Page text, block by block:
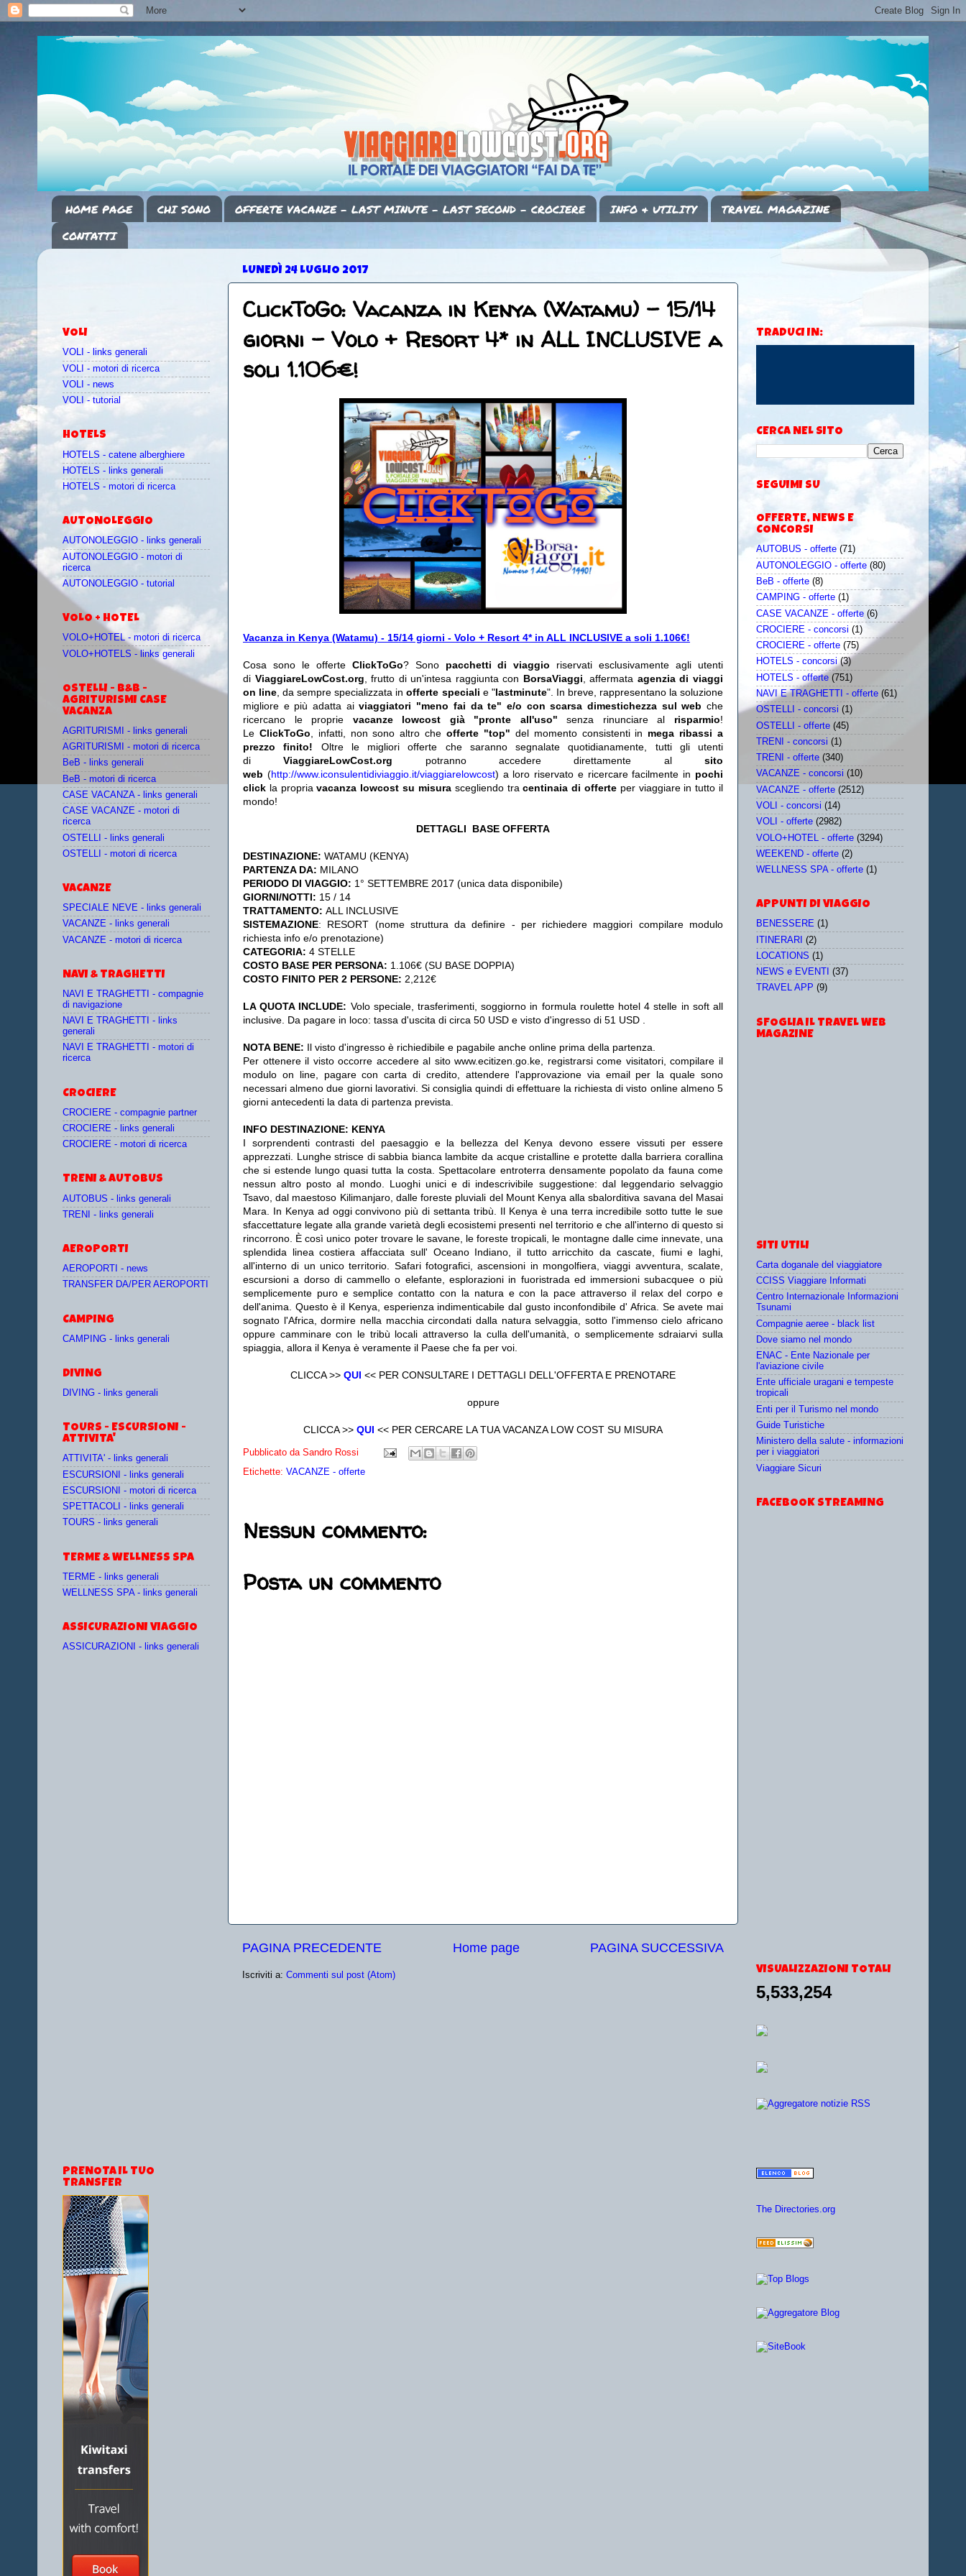
HOME PAGE CHI SONO OFFERTE VACANZE - LAST MINUTE - LAST SECOND - CROCIERE INFO & UTILITY
TRAVEL MAGAZINE
CONTATTI
LUNEDÌ 24 LUGLIO 2017
ClickToGo: Vacanza in Kenya (Watamu) - 15/14
giorni - Volo + Resort 4* in ALL INCLUSIVE a
soli 1.106€!
Vacanza in Kenya (Watamu) - 15/14 giorni - Volo + Resort 4* in ALL INCLUSIVE a soli 1.106€!
Cosa sono le offerte ClickToGo? Sono pacchetti di viaggio riservati esclusivamente agli utenti
di ViaggiareLowCost.org , frutto di un'intesa raggiunta con BorsaViaggi , affermata agenzia di viaggi
on line , da sempre specializzata in offerte speciali e "lastminute". In breve, rappresentano la soluzione
migliore e più adatta aiviaggiatori "meno fai da te" e/o con scarsa dimestichezza sul web che
ricercano le proprie vacanze lowcost già "pronte all'uso" senza rinunciare al risparmio!
Le ClickToGo , infatti, non sono altro cheofferte "top" del momento consistenti in mega ribassi a
prezzo finito! Oltre le migliori offerte che saranno segnalate quotidianamente, tutti gli utenti
diViaggiareLowCost.org potranno accedere direttamente alsito
web (http://www.iconsulentidiviaggio.it/viaggiarelowcost) a loro riservato e ricercare facilmente in pochi
click la propriavacanza lowcost su misurascegliendo tracentinaia di offerteper viaggiare in tutto il
mondo!
DETTAGLI BASE OFFERTA
DESTINAZIONE: WATAMU (KENYA)
PARTENZA DA: MILANO
PERIODO DI VIAGGIO: 1° SETTEMBRE 2017 (unica data disponibile)
GIORNI/NOTTI: 15 / 14
TRATTAMENTO: ALL INCLUSIVE
SISTEMAZIONE: RESORT (nome struttura da definire - per richiedere maggiori compilare modulo
richiesta info e/o prenotazione)
CATEGORIA: 4 STELLE
COSTO BASE PER PERSONA: 1.106€ (SU BASE DOPPIA)
COSTO FINITO PER 2 PERSONE: 2,212€
LA QUOTA INCLUDE: Volo speciale, trasferimenti, soggiorno in formula roulette hotel 4 stelle in soft all
inclusive. Da pagare in loco: tassa d'uscita di circa 50 USD e visto d'ingresso di 51 USD .
NOTA BENE: Il visto d'ingresso è richiedibile e pagabile anche online prima della partenza.
Per ottenere il visto occorre accedere al sito www.ecitizen.go.ke, registrarsi come visitatori, compilare il
modulo on line, pagare con carta di credito, attendere l'approvazione via email per la quale sono
necessari almeno due giorni lavorativi. Si consiglia quindi di effettuare la richiesta di visto online almeno 5
giorni antecedenti la data di partenza prevista.
INFO DESTINAZIONE: KENYA
I sorprendenti contrasti del paesaggio e la bellezza del Kenya devono essere vissuti per essere
apprezzati. Lunghe strisce di sabbia bianca lambite da acque cristalline e protette dalla barriera corallina
che si estende lungo quasi tutta la costa. Spettacolare entroterra densamente popolato da fauna come
nessun altro posto al mondo. Luoghi unici e di indescrivibile suggestione: dal leggendario selvaggio
Tsavo, dal maestoso Kilimanjaro, dalle foreste pluviali del Mount Kenya alla sbalorditiva savana del Masai
Mara. In Kenya ad oggi convivono più di settanta tribù. Il Kenya è una terra incredibile sotto tutte le sue
sfaccettature legate alla grande varietà degli ecosistemi presenti nel territorio e che all'interno di questo si
rincorrono. È così unico poter trovare le savane, le foreste tropicali, le montagne dalle cime innevate, una
splendida linea costiera affacciata sull' Oceano Indiano, il tutto arricchito da cascate, fiumi e laghi,
all'interno di un unico territorio. Safari fotografici, ascensioni in mongolfiera, viaggi avventura, scalate,
escursioni a dorso di cammello o elefante, esplorazioni in fuoristrada ed immersioni subacquee o più
semplicemente puro e semplice contatto con la natura e con la pace attraverso il relax del corpo e
dell'anima. Questo è il Kenya, esperienza indimenticabile dal gusto inconfondibile d' Africa. Se avete mai
sognato l'Africa, dormire nella macchia circondati dalla natura selvaggia, sotto l'immenso cielo africano
oppure camminare con le tribù locali attraverso la culla dell'umanità, o semplicemente sdraiarvi sulla
spiaggia, allora il Kenya è veramente il Paese che fa per voi.
CLICCA >> QUI << PER CONSULTARE I DETTAGLI DELL'OFFERTA E PRENOTARE
oppure
CLICCA >> QUI << PER CERCARE LA TUA VACANZA LOW COST SU MISURA
Pubblicato da Sandro Rossi
Etichette: VACANZE - offerte
Nessun commento:
Posta un commento
PAGINA PRECEDENTE PAGINA SUCCESSIVA
Home page
Iscriviti a: Commenti sul post (Atom)
VOLI
VOLI - links generali
VOLI - motori di ricerca
VOLI - news
VOLI - tutorial
HOTELS
HOTELS - catene alberghiere
HOTELS - links generali
HOTELS - motori di ricerca
AUTONOLEGGIO
AUTONOLEGGIO - links generali
AUTONOLEGGIO - motori di
ricerca
AUTONOLEGGIO - tutorial
VOLO + HOTEL
VOLO+HOTEL - motori di ricerca
VOLO+HOTELS - links generali
OSTELLI - B&B -
AGRITURISMI CASE
VACANZA
AGRITURISMI - links generali
AGRITURISMI - motori di ricerca
BeB - links generali
BeB - motori di ricerca
CASE VACANZA - links generali
CASE VACANZE - motori di
ricerca
OSTELLI - links generali
OSTELLI - motori di ricerca
VACANZE
SPECIALE NEVE - links generali
VACANZE - links generali
VACANZE - motori di ricerca
NAVI & TRAGHETTI
NAVI E TRAGHETTI - compagnie
di navigazione
NAVI E TRAGHETTI - links
generali
NAVI E TRAGHETTI - motori di
ricerca
CROCIERE
CROCIERE - compagnie partner
CROCIERE - links generali
CROCIERE - motori di ricerca
TRENI & AUTOBUS
AUTOBUS - links generali
TRENI - links generali
AEROPORTI
AEROPORTI - news
TRANSFER DA/PER AEROPORTI
CAMPING
CAMPING - links generali
DIVING
DIVING - links generali
TOURS - ESCURSIONI -
ATTIVITA'
ATTIVITA' - links generali
ESCURSIONI - links generali
ESCURSIONI - motori di ricerca
SPETTACOLI - links generali
TOURS - links generali
TERME & WELLNESS SPA
TERME - links generali
WELLNESS SPA - links generali
ASSICURAZIONI VIAGGIO
ASSICURAZIONI - links generali
PRENOTA IL TUO
TRANSFER
TRADUCI IN:
CERCA NEL SITO
SEGUIMI SU
OFFERTE, NEWS E
CONCORSI
AUTOBUS - offerte (71)
AUTONOLEGGIO - offerte (80)
BeB - offerte (8)
CAMPING - offerte (1)
CASE VACANZE - offerte (6)
CROCIERE - concorsi (1)
CROCIERE - offerte (75)
HOTELS - concorsi (3)
HOTELS - offerte (751)
NAVI E TRAGHETTI - offerte (61)
OSTELLI - concorsi (1)
OSTELLI - offerte (45)
TRENI - concorsi (1)
TRENI - offerte (340)
VACANZE - concorsi (10)
VACANZE - offerte (2512)
VOLI - concorsi (14)
VOLI - offerte (2982)
VOLO+HOTEL - offerte (3294)
WEEKEND - offerte (2)
WELLNESS SPA - offerte (1)
APPUNTI DI VIAGGIO
BENESSERE (1)
ITINERARI (2)
LOCATIONS (1)
NEWS e EVENTI
(37)
TRAVEL APP (9)
SFOGLIA IL TRAVEL WEB
MAGAZINE
SITI UTILI
Carta doganale del viaggiatore
CCISS Viaggiare Informati
Centro Internazionale Informazioni
Tsunami
Compagnie aeree - black list
Dove siamo nel mondo
ENAC - Ente Nazionale per
l'aviazione civile
Ente ufficiale uragani e tempeste
tropicali
Enti per il Turismo nel mondo
Guide Turistiche
Ministero della salute - informazioni
per i viaggiatori
Viaggiare Sicuri
FACEBOOK STREAMING
VISUALIZZAZIONI TOTALI
5,533,254
The Directories.org